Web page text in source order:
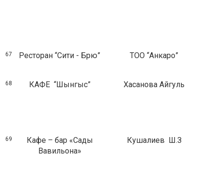
67 Ресторан “Сити - Брю” ТОО “Анкаро”
68 КАФЕ “Шынгыс” Хасанова Айгуль
69
Кафе – бар «Сады
Вавильона»
Кушалиев Ш.З